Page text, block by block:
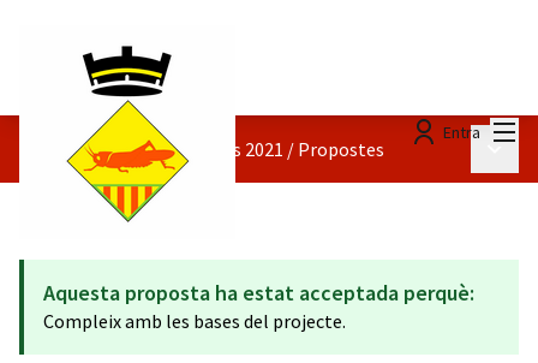
Entra
Pressupostos participatius 2021 / Propostes
Aquesta proposta ha estat acceptada perquè:
Compleix amb les bases del projecte.